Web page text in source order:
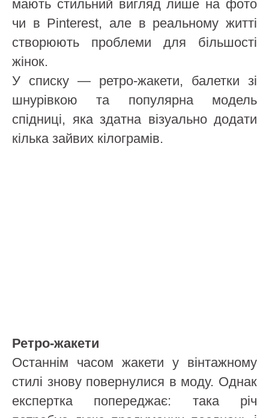
мають стильний вигляд лише на фото
чи в Pinterest, але в реальному житті
створюють проблеми для більшості
жінок.
У списку — ретро-жакети, балетки зі
шнурівкою та популярна модель
спідниці, яка здатна візуально додати
кілька зайвих кілограмів.
Ретро-жакети
Останнім часом жакети у вінтажному
стилі знову повернулися в моду. Однак
експертка попереджає: така річ